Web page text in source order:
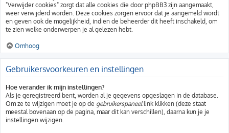
"Verwijder cookies" zorgt dat alle cookies die door phpBB3 zijn aangemaakt,
weer verwijderd worden. Deze cookies zorgen ervoor dat je aangemeld wordt
en geven ook de mogelijkheid, indien de beheerder dit heeft inschakeld, om
te zien welke onderwerpen je al gelezen hebt.
Omhoog
Gebruikersvoorkeuren en instellingen
Hoe verander ik mijn instellingen?
Als je geregistreerd bent, worden al je gegevens opgeslagen in de database.
Om ze te wijzigen moet je op de gebruikerspaneellink klikken (deze staat
meestal bovenaan op de pagina, maar dit kan verschillen), daarna kun je je
instellingen wijzigen.